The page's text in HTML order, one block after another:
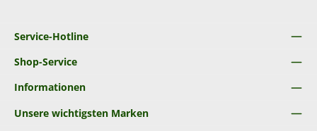
Service-Hotline
Shop-Service
Informationen
Unsere wichtigsten Marken